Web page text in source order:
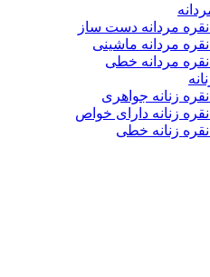
نقره مردانه دست ساز
نقره مردانه ماشینی
نقره مردانه خطی
نقره زنانه جواهری
نقره زنانه دارای خواص
نقره زنانه خطی